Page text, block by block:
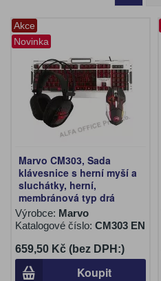
Akce
Novinka
Marvo CM303, Sada
klávesnice s herní myší a
sluchátky, herní,
membránová typ drá
Výrobce: Marvo
Katalogové číslo: CM303 EN
659,50 Kč (bez DPH:)
Koupit